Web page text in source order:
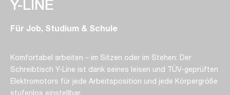
Classic Oberflächen
Vielfältig, unempfindlich, kratzfest &
Maximale Designfreiheit in 19 mm Qualität
Formate von 120×70 cm bis 180×80 cm